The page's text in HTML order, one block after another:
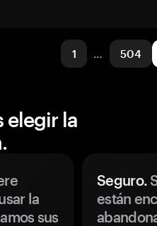
1 … 504
elegir la
la
sus
Seguro.
están